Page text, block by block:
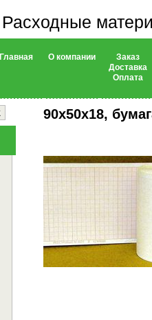
Расходные
Главная О компании
Заказ
Доставка
Оплата
90х50х18,